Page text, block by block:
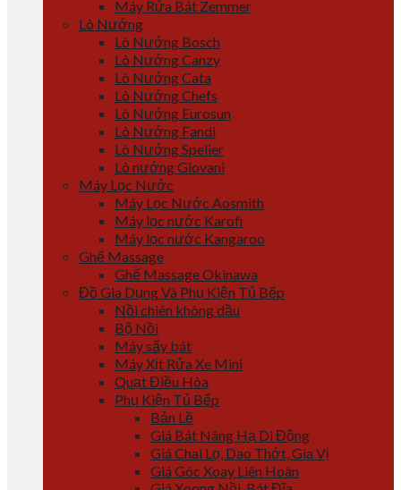
Máy Rửa Bát Zemmer
Lò Nướng
Lò Nướng Bosch
Lò Nướng Canzy
Lò Nướng Cata
Lò Nướng Chefs
Lò Nướng Eurosun
Lò Nướng Fandi
Lò Nướng Spelier
Lò nướng Giovani
Máy Lọc Nước
Máy Lọc Nước Aosmith
Máy lọc nước Karofi
Máy lọc nước Kangaroo
Ghế Massage
Ghế Massage Okinawa
Đồ Gia Dụng Và Phụ Kiện Tủ Bếp
Nồi chiên không dầu
Bộ Nồi
Máy sấy bát
Máy Xịt Rửa Xe Mini
Quạt Điều Hòa
Phụ Kiện Tủ Bếp
Bản Lề
Giá Bát Nâng Hạ Di Động
Giá Chai Lọ, Dao Thớt, Gia Vị
Giá Góc Xoay Liên Hoàn